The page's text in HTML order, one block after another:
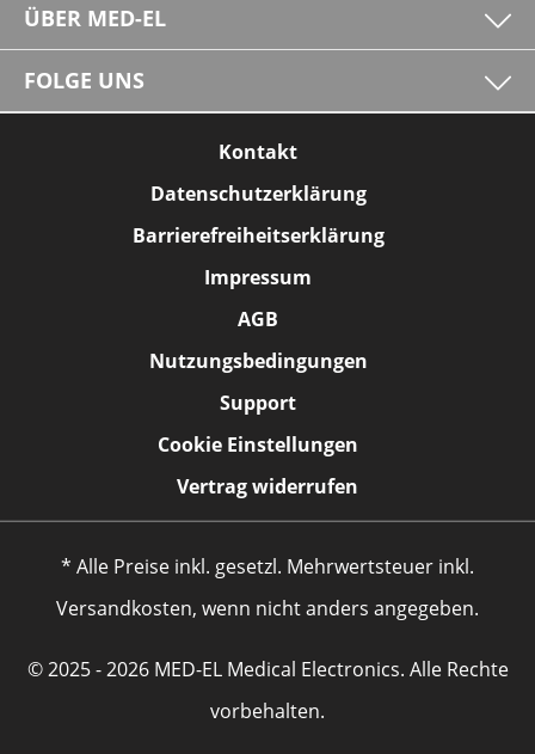
ÜBER MED-EL
FOLGE UNS
Kontakt
Datenschutzerklärung
Barrierefreiheitserklärung
Impressum
AGB
Nutzungsbedingungen
Support
Cookie Einstellungen
Vertrag widerrufen
* Alle Preise inkl. gesetzl. Mehrwertsteuer inkl.
Versandkosten, wenn nicht anders angegeben.
© 2025 - 2026 MED-EL Medical Electronics. Alle Rechte
vorbehalten.